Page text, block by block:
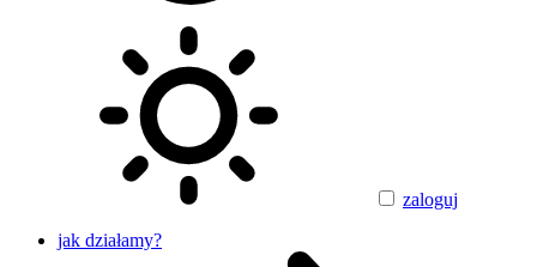
zaloguj
jak działamy?